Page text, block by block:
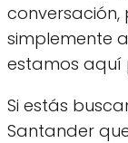
simplemente
estamos
Si estás
Santander